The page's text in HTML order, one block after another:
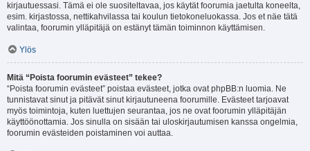
kirjautuessasi. Tämä ei ole suositeltavaa, jos käytät foorumia jaetulta koneelta,
esim. kirjastossa, nettikahvilassa tai koulun tietokoneluokassa. Jos et näe tätä
valintaa, foorumin ylläpitäjä on estänyt tämän toiminnon käyttämisen.
Ylös
Mitä “Poista foorumin evästeet” tekee?
“Poista foorumin evästeet” poistaa evästeet, jotka ovat phpBB:n luomia. Ne
tunnistavat sinut ja pitävät sinut kirjautuneena foorumille. Evästeet tarjoavat
myös toimintoja, kuten luettujen seurantaa, jos ne ovat foorumin ylläpitäjän
käyttöönottamia. Jos sinulla on sisään tai uloskirjautumisen kanssa ongelmia,
foorumin evästeiden poistaminen voi auttaa.